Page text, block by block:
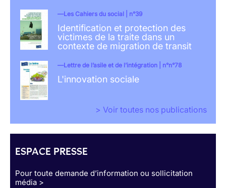
Les Cahiers du social | n°39
Identification et protection des
victimes de la traite dans un
contexte de migration de transit
Lettre de l’asile et de l’intégration | n°n°78
L'innovation sociale
> Voir toutes nos publications
ESPACE PRESSE
Pour toute demande d’information ou sollicitation
média >